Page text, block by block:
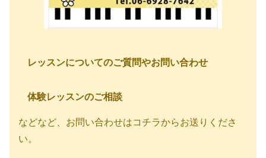
レッスンについてのご質問やお問い合わせ
体験レッスンのご相談
などなど、お問い合わせはコチラからお送りくださ
い。